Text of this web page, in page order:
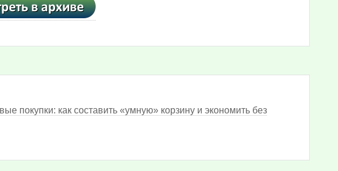
покупки: как составить «умную» корзину и экономить без